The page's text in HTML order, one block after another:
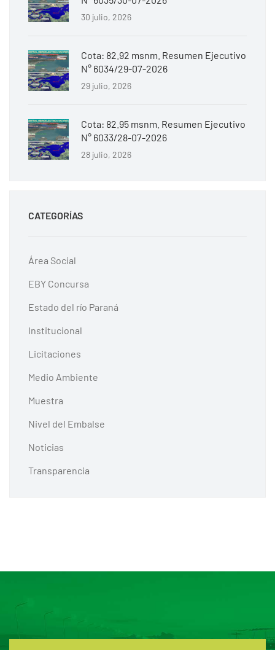
30 julio, 2026
Cota: 82.92 msnm. Resumen Ejecutivo
N° 6034/29-07-2026
29 julio, 2026
Cota: 82.95 msnm. Resumen Ejecutivo
N° 6033/28-07-2026
28 julio, 2026
CATEGORÍAS
Área Social
EBY Concursa
Estado del río Paraná
Institucional
Licitaciones
Medio Ambiente
Muestra
Nivel del Embalse
Noticias
Transparencia